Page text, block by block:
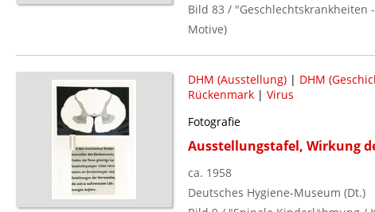
Bild 83 /
Motive)
DHM (Ausstellung)| DHM
Rückenmark| Virus
Fotografie
Ausstellungstafel, Wirkung
ca. 1958
Deutsches Hygiene-Museum (Dt.)